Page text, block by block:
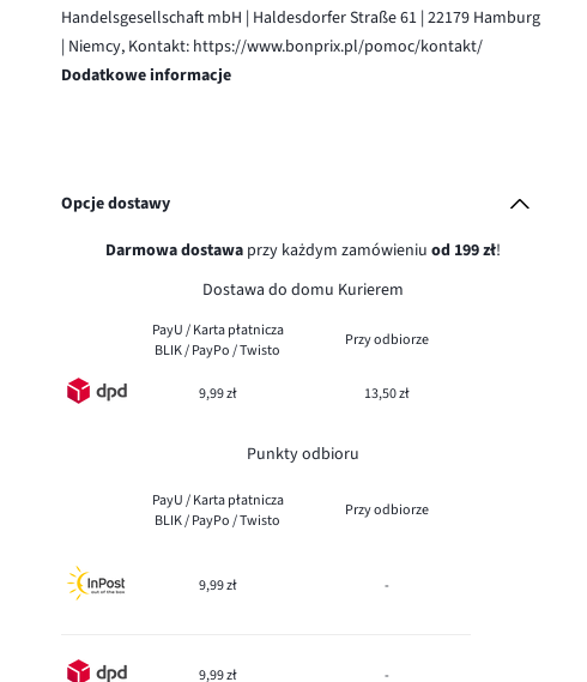
Handelsgesellschaft mbH | Haldesdorfer Straße 61 | 22179 Hamburg
| Niemcy, Kontakt: https://www.bonprix.pl/pomoc/kontakt/
Dodatkowe informacje
Opcje dostawy
Darmowa dostawaprzy każdym zamówieniu od 199 zł!
Dostawa do domu Kurierem
PayU / Karta płatnicza
BLIK / PayPo / Twisto
Przy odbiorze
9,99 zł 13,50 zł
Punkty odbioru
PayU / Karta płatnicza
BLIK / PayPo / Twisto
Przy odbiorze
9,99 zł -
9,99 zł -